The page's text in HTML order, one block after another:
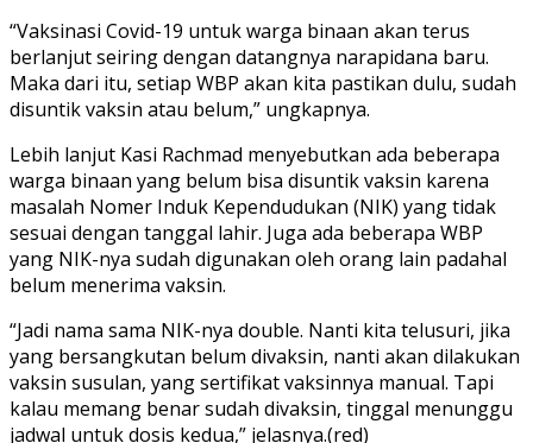
“Vaksinasi Covid-19 untuk warga binaan akan terus
berlanjut seiring dengan datangnya narapidana baru.
Maka dari itu, setiap WBP akan kita pastikan dulu, sudah
disuntik vaksin atau belum,” ungkapnya.
Lebih lanjut Kasi Rachmad menyebutkan ada beberapa
warga binaan yang belum bisa disuntik vaksin karena
masalah Nomer Induk Kependudukan (NIK) yang tidak
sesuai dengan tanggal lahir. Juga ada beberapa WBP
yang NIK-nya sudah digunakan oleh orang lain padahal
belum menerima vaksin.
“Jadi nama sama NIK-nya double. Nanti kita telusuri, jika
yang bersangkutan belum divaksin, nanti akan dilakukan
vaksin susulan, yang sertifikat vaksinnya manual. Tapi
kalau memang benar sudah divaksin, tinggal menunggu
jadwal untuk dosis kedua,” jelasnya.(red)